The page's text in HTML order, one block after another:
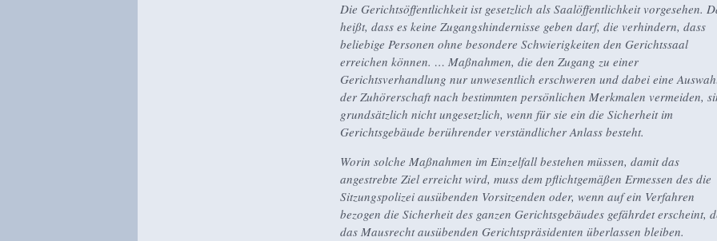
Die Gerichtsöffentlichkeit ist gesetzlich als Saalöffentlichkeit vorgesehen.
heißt, dass es keine Zugangshindernisse geben darf, die verhindern, dass
beliebige Personen ohne besondere Schwierigkeiten den Gerichtssaal
erreichen können. … Maßnahmen, die den Zugang zu einer
Gerichtsverhandlung nur unwesentlich erschweren und dabei eine
der Zuhörerschaft nach bestimmten persönlichen Merkmalen vermeiden,
grundsätzlich nicht ungesetzlich, wenn für sie ein die Sicherheit im
Gerichtsgebäude berührender verständlicher Anlass besteht.
Worin solche Maßnahmen im Einzelfall bestehen müssen, damit das
angestrebte Ziel erreicht wird, muss dem pflichtgemäßen Ermessen des die
Sitzungspolizei ausübenden Vorsitzenden oder, wenn auf ein Verfahren
bezogen die Sicherheit des ganzen Gerichtsgebäudes gefährdet erscheint,
das Mausrecht ausübenden Gerichtspräsidenten überlassen bleiben.